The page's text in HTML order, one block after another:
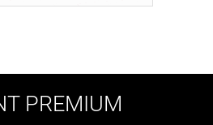
PREMIUM